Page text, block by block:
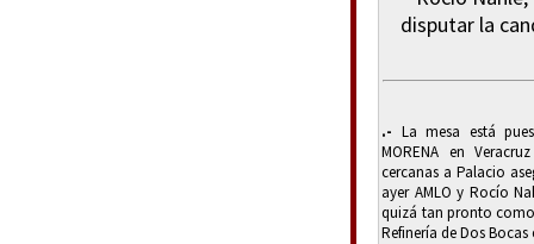
disputar la
.- La mesa está
MORENA en
cercanas a Palacio
ayer AMLO y Rocío
quizá tan pronto
Refinería de Dos Bocas